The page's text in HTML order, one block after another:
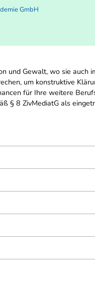
GmbH
und Gewalt, wo sie auch
um konstruktive
für Ihre weitere
§ 8 ZivMediatG als